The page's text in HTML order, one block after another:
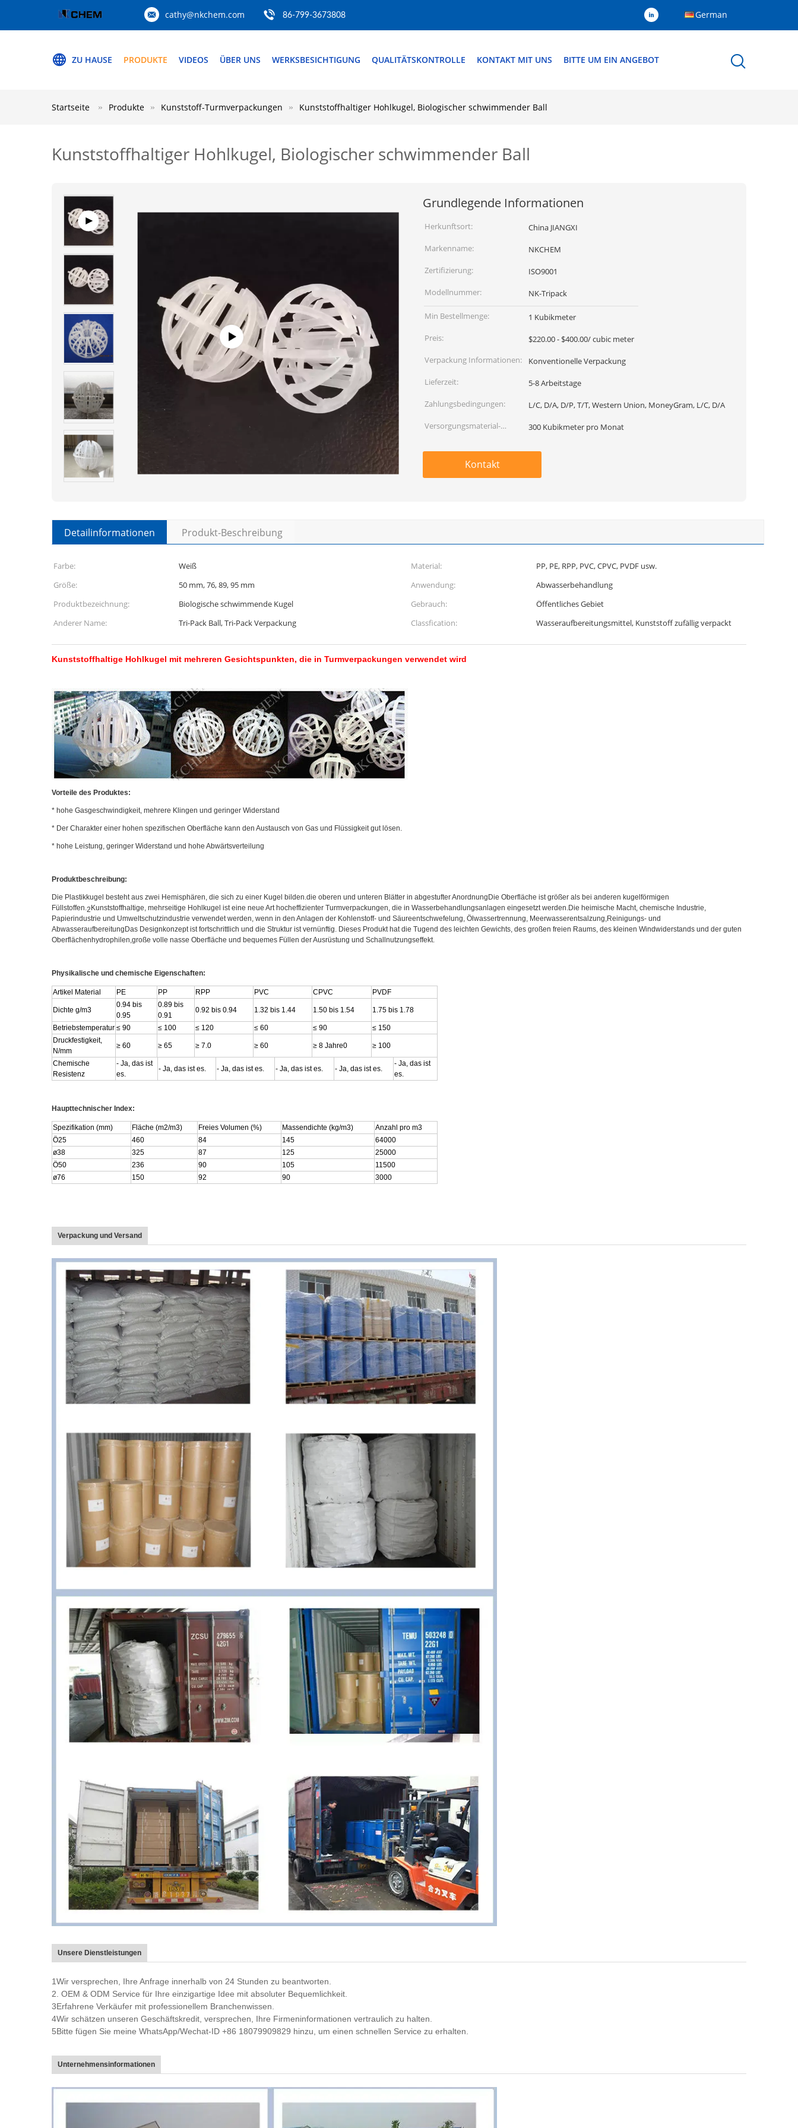
cathy@nkchem.com 86-799-3673808 German
ZU HAUSE PRODUKTE VIDEOS ÜBER UNS WERKSBESICHTIGUNG QUALITÄTSKONTROLLE KONTAKT MIT UNS BITTE UM EIN ANGEBOT
Startseite Produkte Kunststoff-Turmverpackungen Kunststoffhaltiger Hohlkugel, Biologischer schwimmender Ball
Kunststoffhaltiger Hohlkugel, Biologischer schwimmender Ball
Grundlegende Informationen
Herkunftsort:
China JIANGXI
Markenname:
NKCHEM
Zertifizierung:
ISO9001
Modellnummer:
NK-Tripack
Min Bestellmenge:
1 Kubikmeter
Preis:
$220.00 - $400.00/ cubic meter
Verpackung Informationen:
Konventionelle Verpackung
Lieferzeit:
5-8 Arbeitstage
Zahlungsbedingungen:
L/C, D/A, D/P, T/T, Western Union, MoneyGram, L/C, D/A
Versorgungsmaterial-
300 Kubikmeter pro Monat
Kontakt
Detailinformationen Produkt-Beschreibung
Farbe: Weiß Material:
PP, PE, RPP, PVC, CPVC, PVDF usw.
Größe:
50 mm, 76, 89, 95 mm Anwendung:
Abwasserbehandlung
Produktbezeichnung:
Biologische schwimmende Kugel Gebrauch:
Öffentliches Gebiet
Anderer Name:
Tri-Pack Ball, Tri-Pack Verpackung Classfication: Wasseraufbereitungsmittel, Kunststoff zufällig verpackt
Kunststoffhaltige Hohlkugel mit mehreren Gesichtspunkten, die in Turmverpackungen verwendet wird
Vorteile des Produktes:
* hohe Gasgeschwindigkeit, mehrere Klingen und geringer Widerstand
* Der Charakter einer hohen spezifischen Oberfläche kann den Austausch von Gas und Flüssigkeit gut lösen.
* hohe Leistung, geringer Widerstand und hohe Abwärtsverteilung
Produktbeschreibung:
Die Plastikkugel besteht aus zwei Hemisphären, die sich zu einer Kugel bilden.die oberen und unteren Blätter in abgestufter AnordnungDie Oberfläche ist größer als bei anderen kugelförmigen
Füllstoffen.2 Kunststoffhaltige, mehrseitige Hohlkugel ist eine neue Art hocheffizienter Turmverpackungen, die in Wasserbehandlungsanlagen eingesetzt werden.Die heimische Macht, chemische Industrie,
Papierindustrie und Umweltschutzindustrie verwendet werden, wenn in den Anlagen der Kohlenstoff- und Säureentschwefelung, Ölwassertrennung, Meerwasserentsalzung,Reinigungs- und
AbwasseraufbereitungDas Designkonzept ist fortschrittlich und die Struktur ist vernünftig. Dieses Produkt hat die Tugend des leichten Gewichts, des großen freien Raums, des kleinen Windwiderstands und der guten
Oberflächenhydrophilen,große volle nasse Oberfläche und bequemes Füllen der Ausrüstung und Schallnutzungseffekt.
Physikalische und chemische Eigenschaften:
Artikel Material PE PP RPP PVC CPVC PVDF
Dichte g/m3
0.94 bis
0.95
0.89 bis
0.91
0.92 bis 0.94 1.32 bis 1.44 1.50 bis 1.54 1.75 bis 1.78
Betriebstemperatur ≤ 90 ≤ 100 ≤ 120 ≤ 60 ≤ 90
≤ 150
Druckfestigkeit,
N/mm
≥ 60 ≥ 65 ≥ 7.0 ≥ 60 ≥ 8 Jahre0 ≥ 100
Chemische
Resistenz
- Ja, das ist
es.
- Ja, das ist es. - Ja, das ist es. - Ja, das ist es. - Ja, das ist es.
- Ja, das ist
es.
Haupttechnischer Index:
Spezifikation (mm) Fläche (m2/m3) Freies Volumen (%) Massendichte (kg/m3)
Anzahl pro m3
Ö25
460 84 145
64000
ø38
325 87 125
25000
Ö50
236 90 105
11500
ø76
150 92 90 3000
Verpackung und Versand
Unsere Dienstleistungen
1Wir versprechen, Ihre Anfrage innerhalb von 24 Stunden zu beantworten.
2. OEM & ODM Service für Ihre einzigartige Idee mit absoluter Bequemlichkeit.
3Erfahrene Verkäufer mit professionellem Branchenwissen.
4Wir schätzen unseren Geschäftskredit, versprechen, Ihre Firmeninformationen vertraulich zu halten.
5Bitte fügen Sie meine WhatsApp/Wechat-ID +86 18079909829 hinzu, um einen schnellen Service zu erhalten.
Unternehmensinformationen